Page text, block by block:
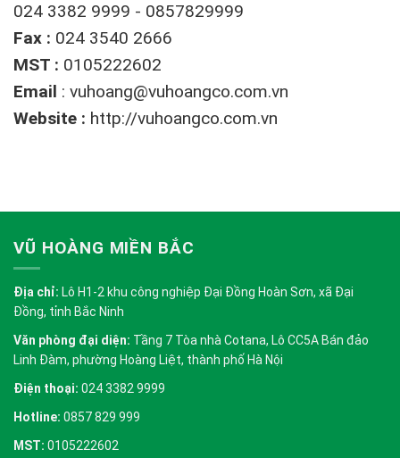
024 3382 9999 - 0857829999
Fax : 024 3540 2666
MST : 0105222602
Email : vuhoang@vuhoangco.com.vn
Website : http://vuhoangco.com.vn
VŨ HOÀNG MIỀN BẮC
Địa chỉ: Lô H1-2 khu công nghiệp Đại Đồng Hoàn Sơn, xã Đại
Đồng, tỉnh Bắc Ninh
Văn phòng đại diện: Tầng 7 Tòa nhà Cotana, Lô CC5A Bán đảo
Linh Đàm, phường Hoàng Liệt, thành phố Hà Nội
Điện thoại: 024 3382 9999
Hotline: 0857 829 999
MST: 0105222602